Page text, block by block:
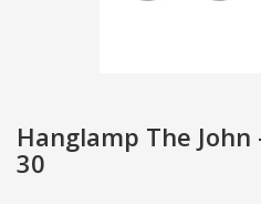
Hanglamp The John
30